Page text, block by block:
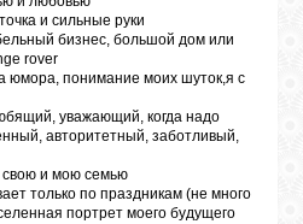
и сильные руки
бизнес, большой дом или
rover
юмора, понимание моих шуток,я с
уважающий, когда надо
авторитетный, заботливый,
и мою семью
только по праздникам (не много
портрет моего будущего